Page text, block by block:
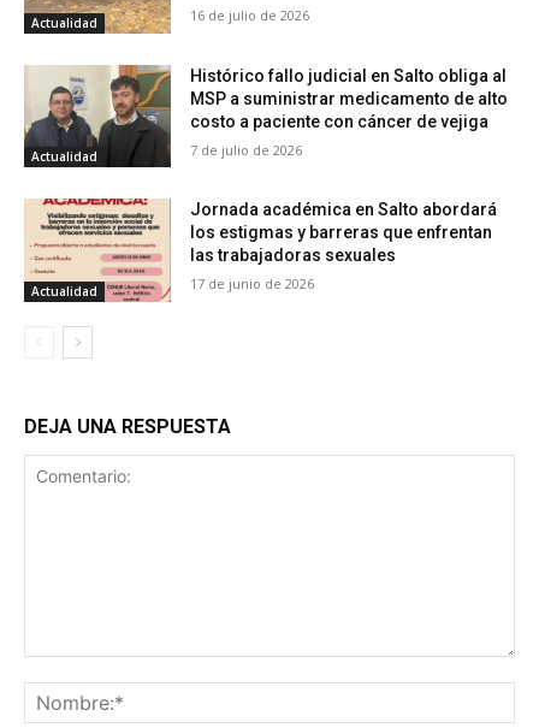
Actualidad 16 de julio de 2026
Actualidad
Histórico fallo judicial en Salto obliga al
MSP a suministrar medicamento de alto
costo a paciente con cáncer de vejiga
7 de julio de 2026
Actualidad
Jornada académica en Salto abordará
los estigmas y barreras que enfrentan
las trabajadoras sexuales
17 de junio de 2026
DEJA UNA RESPUESTA